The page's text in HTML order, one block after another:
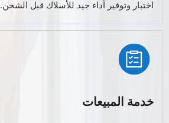
اختبار وتوفير أداء جيد للأسلاك قبل الشحن.
خدمة المبيعات